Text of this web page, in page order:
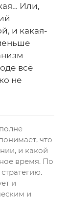
Или,
и какая-
всё
не
что
и какой
время. По
и
и